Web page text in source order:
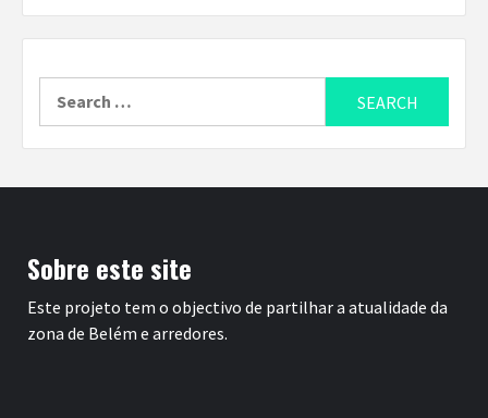
Sobre este site
Este projeto tem o objectivo de partilhar a atualidade da
zona de Belém e arredores.